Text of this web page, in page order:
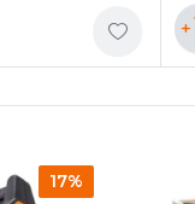
+
17%